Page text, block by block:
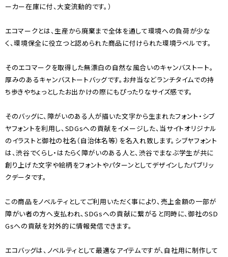
ーカー在庫に付、大変流動的です。）
エコマークとは、生産から廃棄まで全体を通して環境への負荷が少な
く、環境保全に役立つと認められた商品に付けられた環境ラベルです。
そのエコマークを取得した無漂白の自然な風合いのキャンバストート。
厚みのあるキャンバストートバッグです。お弁当などランチタイムでの持
ち歩きやちょっとしたお出かけの際にもぴったりなサイズ感です。
そのバッグに、障がいのある人が描いた文字から生まれたフォント・シブ
ヤフォントを利用し、SDGsへの貢献をイメージした、当サイトオリジナル
のイラストと御社の社名（自治体名等）を名入れ致します。シブヤフォント
は、渋谷でくらし・はたらく障がいのある人と、渋谷でまなぶ学生が共に
創り上げた文字や絵柄をフォントやパターンとしてデザインしたパブリッ
クデータです。
この商品をノベルティとしてご利用いただく事により、売上金額の一部が
障がい者の方へ支払われ、SDGsへの貢献に繋がると同時に、御社のSD
Gsへの貢献を対外的に情報発信できます。
エコバッグは、ノベルティとして最適なアイテムですが、自社用に制作して